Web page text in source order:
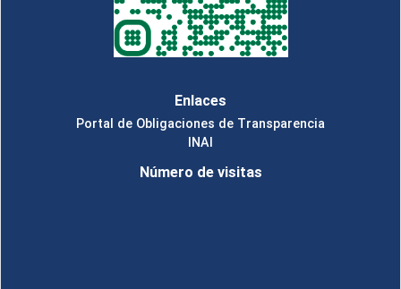
Enlaces
Portal de Obligaciones de Transparencia
INAI
Número de visitas